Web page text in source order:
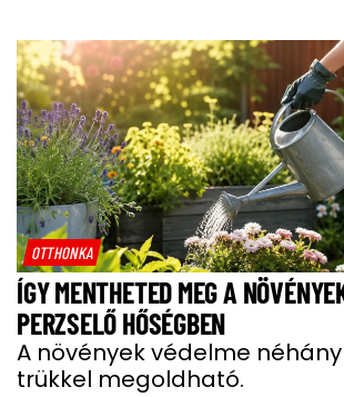
OTTHONKA
ÍGY MENTHETED MEG A
PERZSELŐ HŐSÉGBEN
A növények védelme
trükkel megoldható.